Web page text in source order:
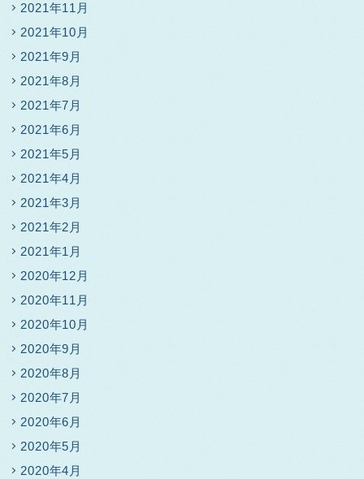
2021年11月
2021年10月
2021年9月
2021年8月
2021年7月
2021年6月
2021年5月
2021年4月
2021年3月
2021年2月
2021年1月
2020年12月
2020年11月
2020年10月
2020年9月
2020年8月
2020年7月
2020年6月
2020年5月
2020年4月